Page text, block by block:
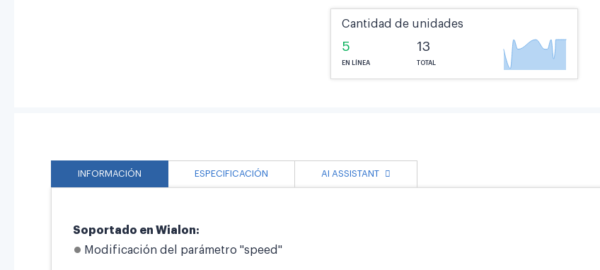
Cantidad de unidades
5
EN LÍNEA
13
TOTAL
INFORMACIÓN ESPECIFICACIÓN AI ASSISTANT
Soportado en Wialon:
Modificación del parámetro "speed"